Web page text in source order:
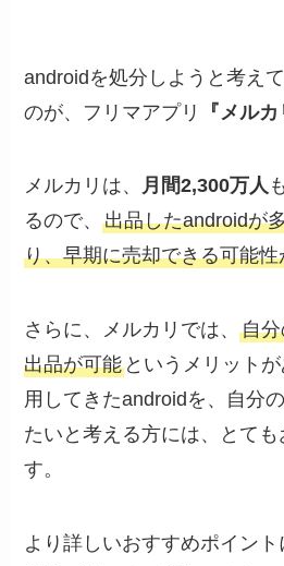
androidを処分しようと考え
のが、フリマアプリ
『メルカ
メルカリは、 月間2,300万人
るので、出品したandroidが
り、早期に売却できる可能
さらに、メルカリでは、自
出品が可能 というメリット
用してきたandroidを、自分
たいと考える方には、とて
す。
より詳しいおすすめポイン